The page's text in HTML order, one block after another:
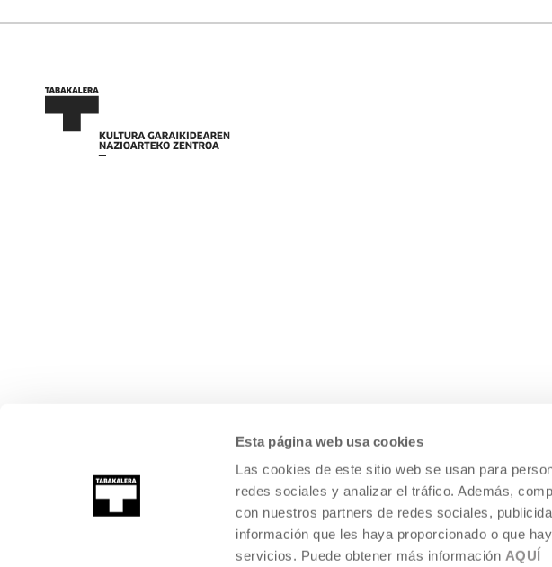
Esta página web usa cookies
Las cookies de este sitio web se usan para
redes sociales y analizar el tráfico. Además,
con nuestros partners de redes sociales,
información que les haya proporcionado o que
servicios. Puede obtener más información AQUÍ